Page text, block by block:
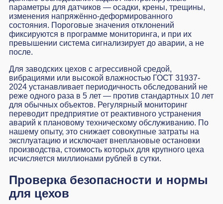
параметры для датчиков — осадки, крены, трещины,
изменения напряжённо-деформированного
состояния. Пороговые значения отклонений
фиксируются в программе мониторинга, и при их
превышении система сигнализирует до аварии, а не
после.
Для заводских цехов с агрессивной средой,
вибрациями или высокой влажностью ГОСТ 31937-
2024 устанавливает периодичность обследований не
реже одного раза в 5 лет — против стандартных 10 лет
для обычных объектов. Регулярный мониторинг
переводит предприятие от реактивного устранения
аварий к плановому техническому обслуживанию. По
нашему опыту, это снижает совокупные затраты на
эксплуатацию и исключает внеплановые остановки
производства, стоимость которых для крупного цеха
исчисляется миллионами рублей в сутки.
Проверка безопасности и нормы
для цехов